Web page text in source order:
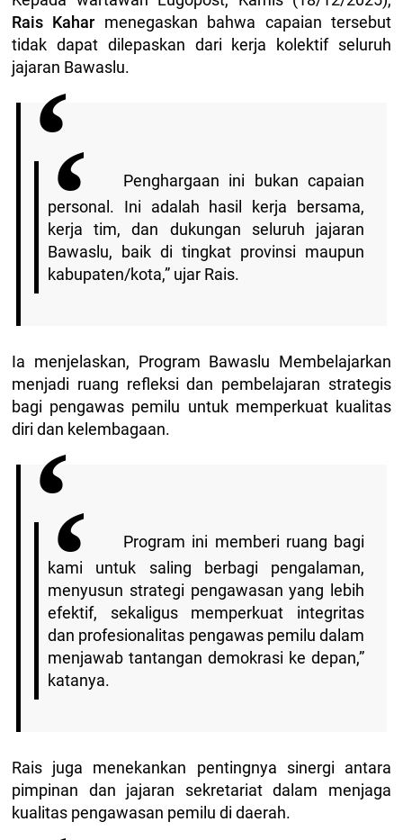
Rais Kahar menegaskan bahwa capaian tersebut
tidak dapat dilepaskan dari kerja kolektif seluruh
jajaran Bawaslu.
Penghargaan ini bukan capaian
personal. Ini adalah hasil kerja bersama,
kerja tim, dan dukungan seluruh jajaran
Bawaslu, baik di tingkat provinsi maupun
kabupaten/kota,” ujar Rais.
Ia menjelaskan, Program Bawaslu Membelajarkan
menjadi ruang refleksi dan pembelajaran strategis
bagi pengawas pemilu untuk memperkuat kualitas
diri dan kelembagaan.
Program ini memberi ruang bagi
kami untuk saling berbagi pengalaman,
menyusun strategi pengawasan yang lebih
efektif, sekaligus memperkuat integritas
dan profesionalitas pengawas pemilu dalam
menjawab tantangan demokrasi ke depan,”
katanya.
Rais juga menekankan pentingnya sinergi antara
pimpinan dan jajaran sekretariat dalam menjaga
kualitas pengawasan pemilu di daerah.